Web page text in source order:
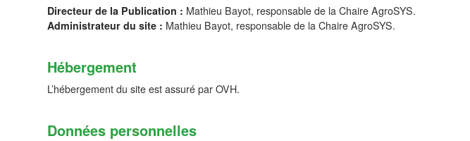
Directeur de la Publication : Mathieu Bayot, responsable de la Chaire AgroSYS.
Administrateur du site : Mathieu Bayot, responsable de la Chaire AgroSYS.
Hébergement
L’hébergement du site est assuré par OVH.
Données personnelles